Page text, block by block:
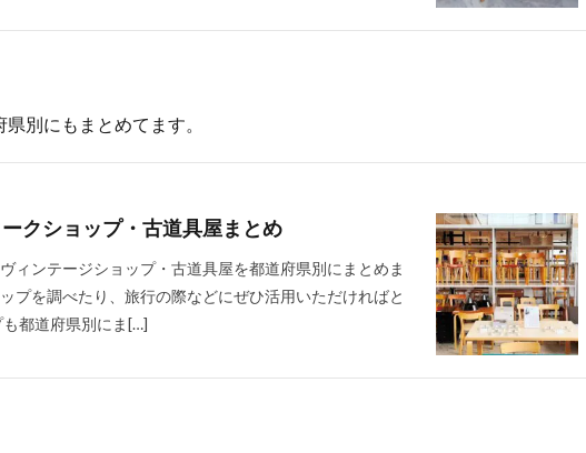
別にもまとめてます。
クショップ・古道具屋まとめ
ィンテージショップ・古道具屋を都道府県別にまとめま
プを調べたり、旅行の際などにぜひ活用いただければと
都道府県別にま[…]